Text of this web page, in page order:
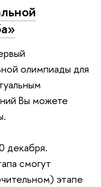
олимпиады для
Вы можете
декабря.
смогут
этапе